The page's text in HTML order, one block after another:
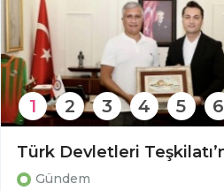
Gündem
1 2 3 4 5 6